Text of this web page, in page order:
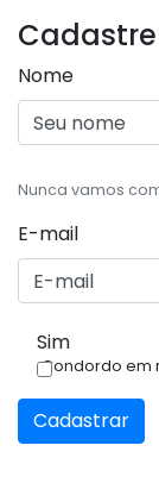
Nome
Nunca vamos
E-mail
Sim
Condordo em
Cadastrar